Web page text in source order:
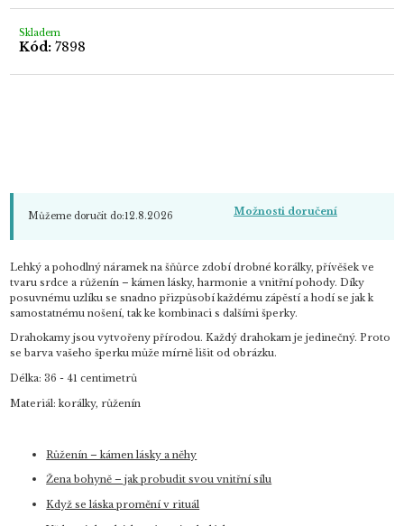
Skladem
Kód: 7898
Můžeme doručit do:12.8.2026 Možnosti doručení
Lehký a pohodlný náramek na šňůrce zdobí drobné korálky, přívěšek ve
tvaru srdce a růženín – kámen lásky, harmonie a vnitřní pohody. Díky
posuvnému uzlíku se snadno přizpůsobí každému zápěstí a hodí se jak k
samostatnému nošení, tak ke kombinaci s dalšími šperky.
Drahokamy jsou vytvořeny přírodou. Každý drahokam je jedinečný. Proto
se barva vašeho šperku může mírně lišit od obrázku.
Délka: 36 - 41 centimetrů
Materiál: korálky, růženín
Růženín – kámen lásky a něhy
Žena bohyně – jak probudit svou vnitřní sílu
Když se láska promění v rituál